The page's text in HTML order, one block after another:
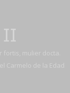
fortis, mulier docta.
Carmelo de la Edad